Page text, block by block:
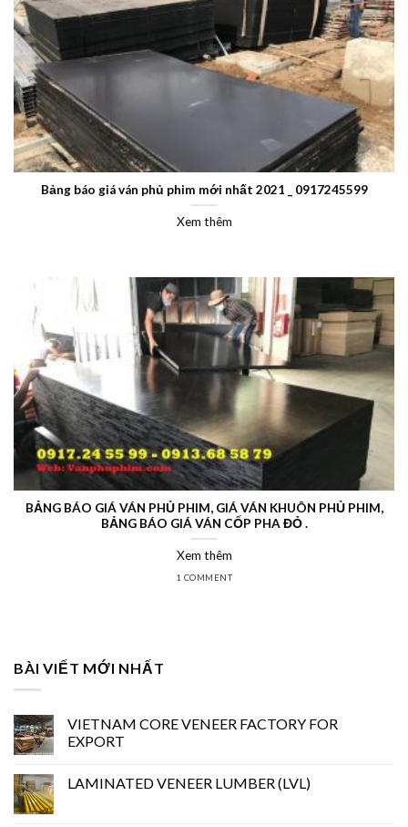
Bảng báo giá ván phủ phim mới nhất 2021 _ 0917245599
Xem thêm
BẢNG BÁO GIÁ VÁN PHỦ PHIM, GIÁ VÁN KHUÔN PHỦ PHIM,
BẢNG BÁO GIÁ VÁN CỐP PHA ĐỎ .
Xem thêm
1 COMMENT
BÀI VIẾT MỚI NHẤT
VIETNAM CORE VENEER FACTORY FOR
EXPORT
LAMINATED VENEER LUMBER (LVL)